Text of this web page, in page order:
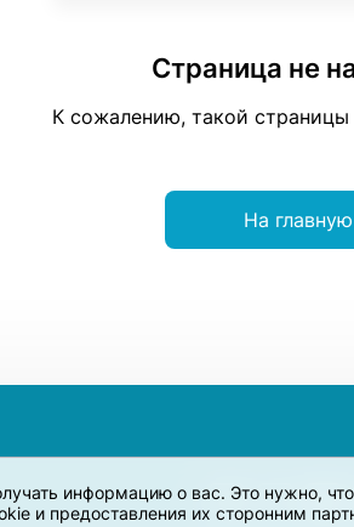
информацию о вас. Это нужно,
и предоставления их сторонним
Страница не
К сожалению, такой страницы
На главную